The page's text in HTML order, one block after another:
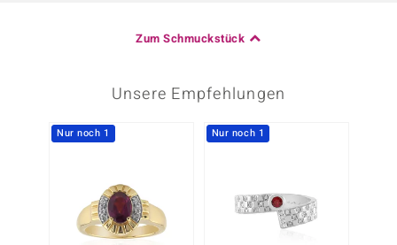
Zum Schmuckstück
Unsere Empfehlungen
Nur noch 1 Nur noch 1